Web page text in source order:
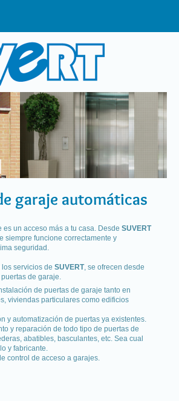
garaje automáticas
es un acceso más a tu casa. Desde SUVERT
siempre funcione correctamente y
seguridad.
servicios de SUVERT, se ofrecen desde
de garaje.
de puertas de garaje tanto en
viviendas particulares como edificios
y automatización de puertas ya existentes.
y reparación de todo tipo de puertas de
abatibles, basculantes, etc. Sea cual
y fabricante.
control de acceso a garajes.